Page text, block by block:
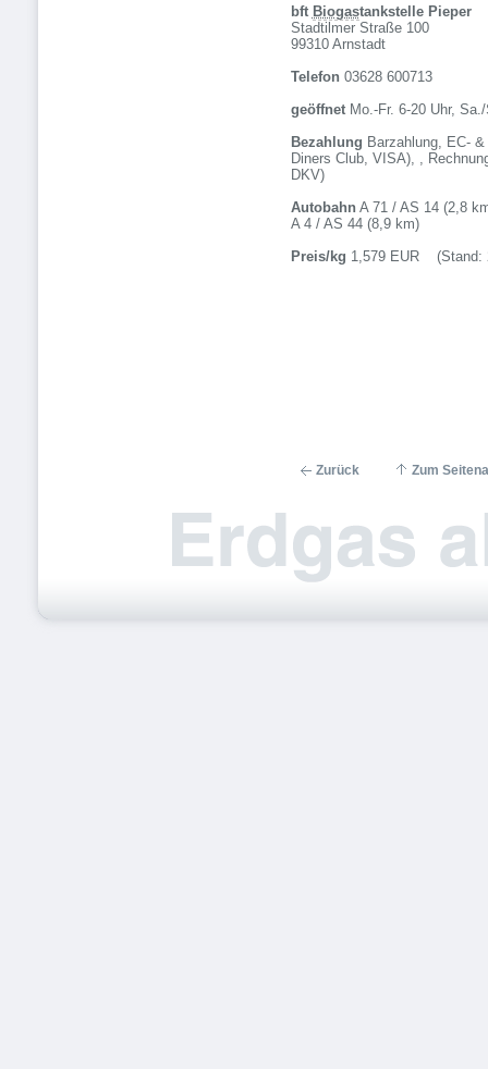
bft Biogastankstelle Pieper
Stadtilmer Straße 100
99310 Arnstadt
Telefon 03628 600713
geöffnetMo.-Fr. 6-20 Uhr, Sa./
Bezahlung Barzahlung, EC-
Diners Club, VISA), ,
DKV)
Autobahn A 71 / AS 14 (2,8
A 4 / AS 44 (8,9 km)
Preis/kg 1,579 EUR (Stand:
Zurück Zum